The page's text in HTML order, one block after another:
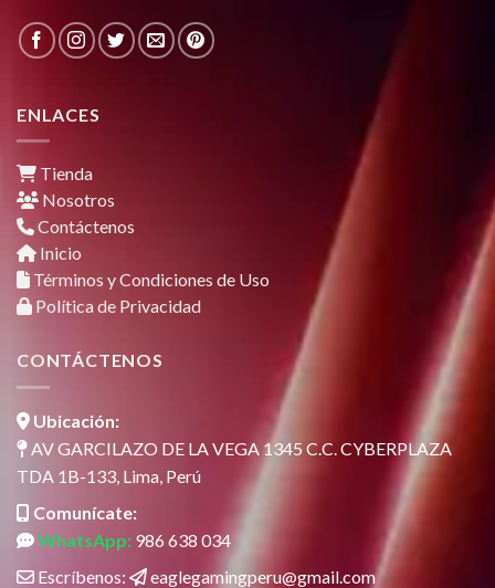
ENLACES
Tienda
Nosotros
Contáctenos
Inicio
Términos y Condiciones de Uso
Política de Privacidad
CONTÁCTENOS
Ubicación:
AV GARCILAZO DE LA VEGA 1345 C.C. CYBERPLAZA
TDA 1B-133, Lima, Perú
Comunícate:
WhatsApp: 986 638 034
Escríbenos:
eaglegamingperu@gmail.com